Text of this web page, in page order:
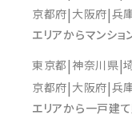
京都府 大阪府 兵
エリアからマンシ
東京都 神奈川県
京都府 大阪府 兵
エリアから一戸建